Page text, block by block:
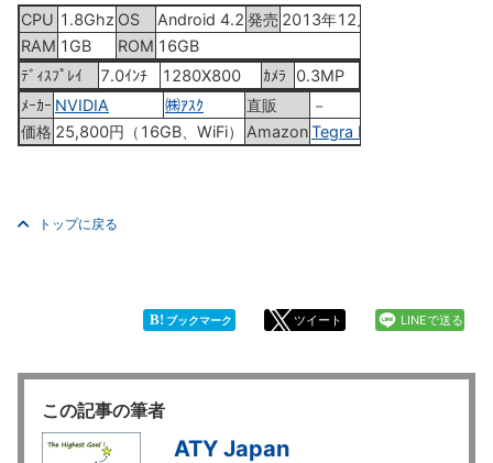
CPU 1.8Ghz OS Android 4.2 発売 2013年12月4日
RAM 1GB ROM 16GB
ﾃﾞｨｽﾌﾟﾚｲ
7.0ｲﾝﾁ 1280X800 ｶﾒﾗ
0.3MP
ﾒｰｶｰ NVIDIA ㈱ｱｽｸ 直販
－
価格 25,800円（16GB、WiFi） AmazonTegra Note 7
トップに戻る
B! ブックマーク ツイート LINEで送る
この記事の筆者
ATY Japan